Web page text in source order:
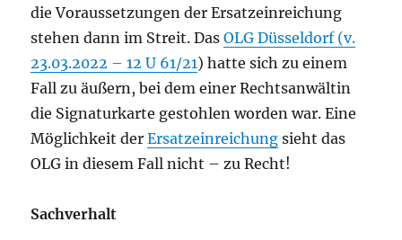
die Voraussetzungen der Ersatzeinreichung
stehen dann im Streit. DasOLG Düsseldorf (v.
23.03.2022 – 12 U 61/21) hatte sich zu einem
Fall zu äußern, bei dem einer Rechtsanwältin
die Signaturkarte gestohlen worden war. Eine
Möglichkeit derErsatzeinreichung sieht das
OLG in diesem Fall nicht – zu Recht!
Sachverhalt